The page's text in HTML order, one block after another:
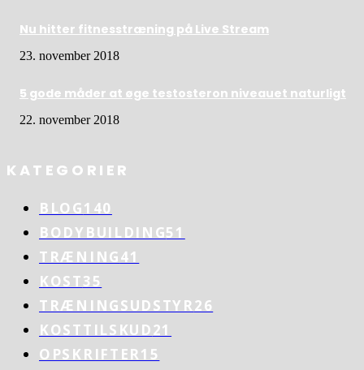
Nu hitter fitnesstræning på Live Stream
23. november 2018
5 gode måder at øge testosteron niveauet naturligt
22. november 2018
KATEGORIER
BLOG140
BODYBUILDING51
TRÆNING41
KOST35
TRÆNINGSUDSTYR26
KOSTTILSKUD21
OPSKRIFTER15